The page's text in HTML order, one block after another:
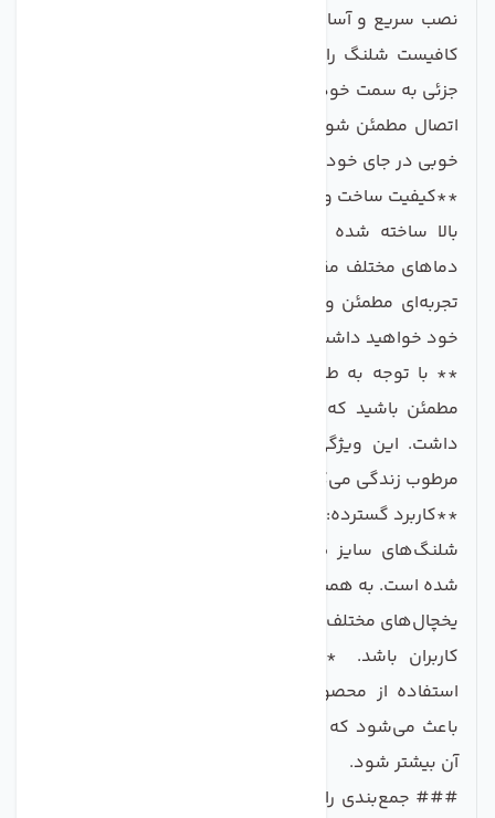
نصب سریع و آسان آن است. برای نصب این قطعه، فقط
کافیست شلنگ را داخل فیتینگ فشرده و با کمی فشار
جزئی به سمت خود بکشید. این کار کمک می‌کند تا از قفل
اتصال مطمئن شوید و خیالتان راحت باشد که اتصالات به
خوبی در جای خود قرار گرفته‌اند.
**کیفیت ساخت و مواد:** این محصول از مواد با کیفیت
بالا ساخته شده و به همین دلیل در مقابل فشار و
دماهای مختلف مقاوم است. با استفاده از این رابط، شما
تجربه‌ای مطمئن و بدون مشکل را در استفاده از یخچال
خود خواهید داشت. **اطمینان از عدم نشت آب:
** با توجه به طراحی ویژه این فیتینگ، شما می‌توانید
مطمئن باشید که هیچ نشتی از اتصالات وجود نخواهد
داشت. این ویژگی به ویژه برای افرادی که در مناطق
مرطوب زندگی می‌کنند، بس یار مهم است.
**کاربرد گسترده:** این فیتینگ به‌طور خاص برای اتصال
شده است. به همین دلیل می‌تواند در بسیاری از مدل‌های
یخچال‌های مختلف استفاده شود و یک راه‌حل مناسب برای
کاربران باشد. **پشتیبانی از عملکرد بهتر یخچال:**
استفاده از محصولات با کیفیت و مناسب برای یخچال،
باعث می‌شود که عملکرد دستگاه شما بهتر و طول عمر
آن بیشتر شود.